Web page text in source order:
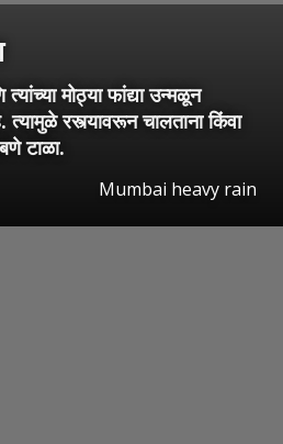
मोठ्या फांद्या उन्मळून
रस्त्यावरून चालताना किंवा
टाळा.
Mumbai heavy rain